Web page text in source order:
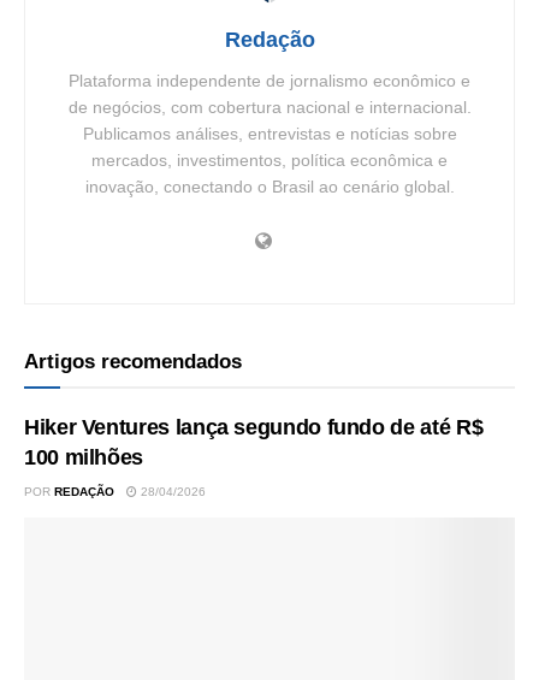
Redação
Plataforma independente de jornalismo econômico e
de negócios, com cobertura nacional e internacional.
Publicamos análises, entrevistas e notícias sobre
mercados, investimentos, política econômica e
inovação, conectando o Brasil ao cenário global.
Artigos recomendados
Hiker Ventures lança segundo fundo de até R$
100 milhões
POR REDAÇÃO 28/04/2026